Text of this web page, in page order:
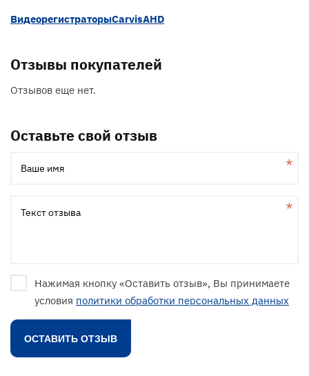
ВидеорегистраторыCarvisAHD
Отзывы покупателей
Отзывов еще нет.
Оставьте свой отзыв
Ваше имя
Текст отзыва
Нажимая кнопку «Оставить отзыв», Вы принимаете
условия политики обработки персональных данных